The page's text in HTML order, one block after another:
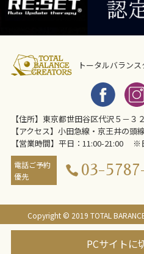
トータルバラン
【住所】東京都世田谷区代沢５－３
【アクセス】小田急線・京王井の頭
【営業時間】平日：11:00-21:00 ※
電話ご予約
優先
03-
Copyright © 2019 TOTAL
PCサイトに